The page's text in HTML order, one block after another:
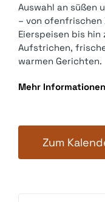
Auswahl an süßen
– von ofenfrischen
Eierspeisen bis
Aufstrichen,
warmen Gerichten.
Mehr Informationen
Zum